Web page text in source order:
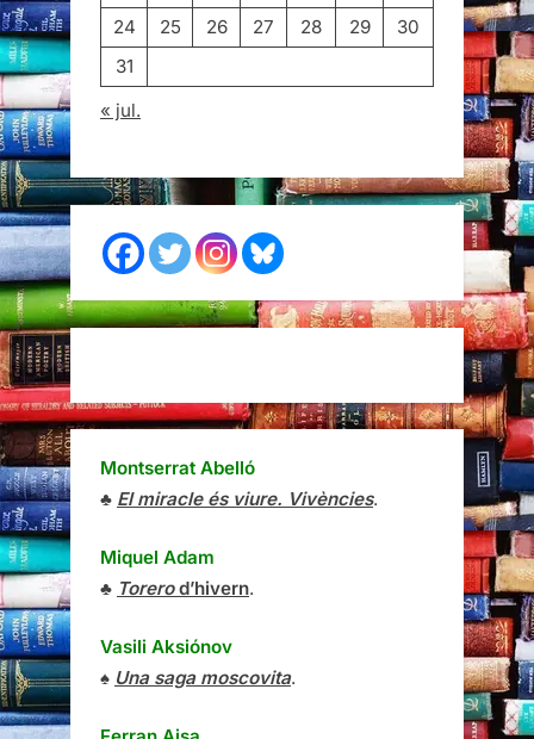
24
25 26 27 28 29
30
31
« jul.
Montserrat Abelló
♣ El miracle és viure. Vivències.
Miquel Adam
♣ Torerod’hivern.
Vasili Aksiónov
♠ Una saga moscovita.